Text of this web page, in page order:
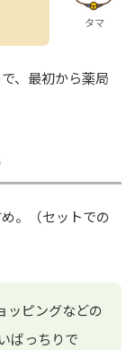
タマ
、最初から薬局
。（セットでの
ッピングなどの
ばっちりで